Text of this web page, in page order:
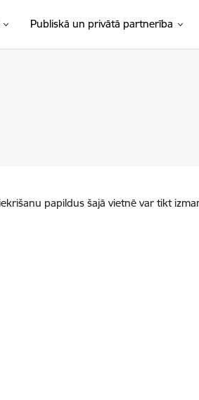
Publiskā un privātā partnerība
papildus šajā vietnē var tikt